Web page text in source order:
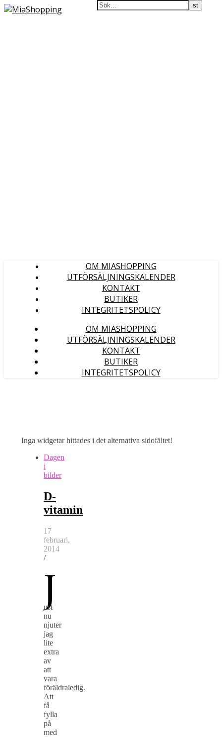
OM MIASHOPPING
UTFÖRSÄLJNINGSKALENDER
KONTAKT
BUTIKER
INTEGRITETSPOLICY
OM MIASHOPPING
UTFÖRSÄLJNINGSKALENDER
KONTAKT
BUTIKER
INTEGRITETSPOLICY
Inga widgetar hittades i det alternativa sidofältet!
Dagen
i
bilder
D-
vitamin
17
februari,
2014
/
J
ust
nu
njuter
jag
lite
extra
av
att
vara
föräldraledig.
Att
få
fylla
på
med